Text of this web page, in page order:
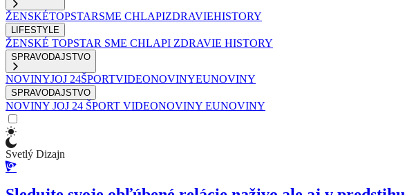
ŽENSKÉTOPSTARSME CHLAPIZDRAVIEHISTORY
LIFESTYLE
ŽENSKÉ TOPSTAR SME CHLAPI ZDRAVIE HISTORY
SPRAVODAJSTVO
NOVINYJOJ 24ŠPORTVIDEONOVINYEUNOVINY
SPRAVODAJSTVO
NOVINY JOJ 24 ŠPORT VIDEONOVINY EUNOVINY
Svetlý Dizajn